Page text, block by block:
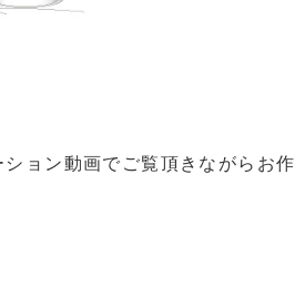
ョン動画でご覧頂きながらお作